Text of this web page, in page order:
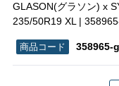
GLASON(グラソン) x
235/50R19 XL |
358965-